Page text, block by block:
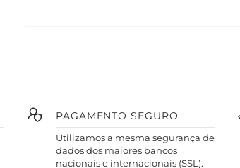
PAGAMENTO SEGURO
Utilizamos a mesma segurança de
dados dos maiores bancos
nacionais e internacionais (SSL).